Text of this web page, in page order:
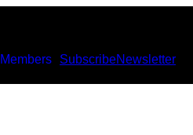
Members SubscribeNewsletter